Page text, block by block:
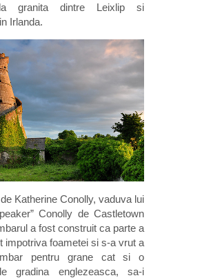
granita dintre Leixlip si
Irlanda.
Katherine Conolly, vaduva lui
Conolly de Castletown
a fost construit ca parte a
impotriva foametei si s-a vrut a
pentru grane cat si o
gradina englezeasca, sa-i